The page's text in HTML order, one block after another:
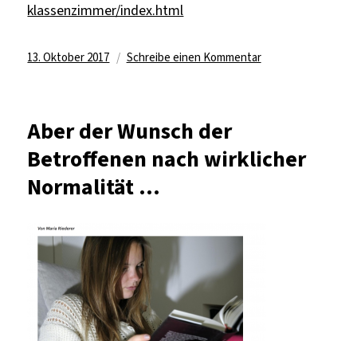
klassenzimmer/index.html
Veröffentlicht
13. Oktober 2017 Schreibe einen Kommentarzu
Bildung
in
Aber der Wunsch der
Betroffenen nach wirklicher
Normalität …